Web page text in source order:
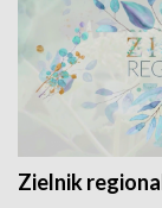
Zielnik